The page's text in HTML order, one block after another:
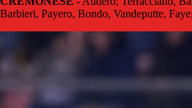
Barbieri, Payero, Bondo, Vandeputte,